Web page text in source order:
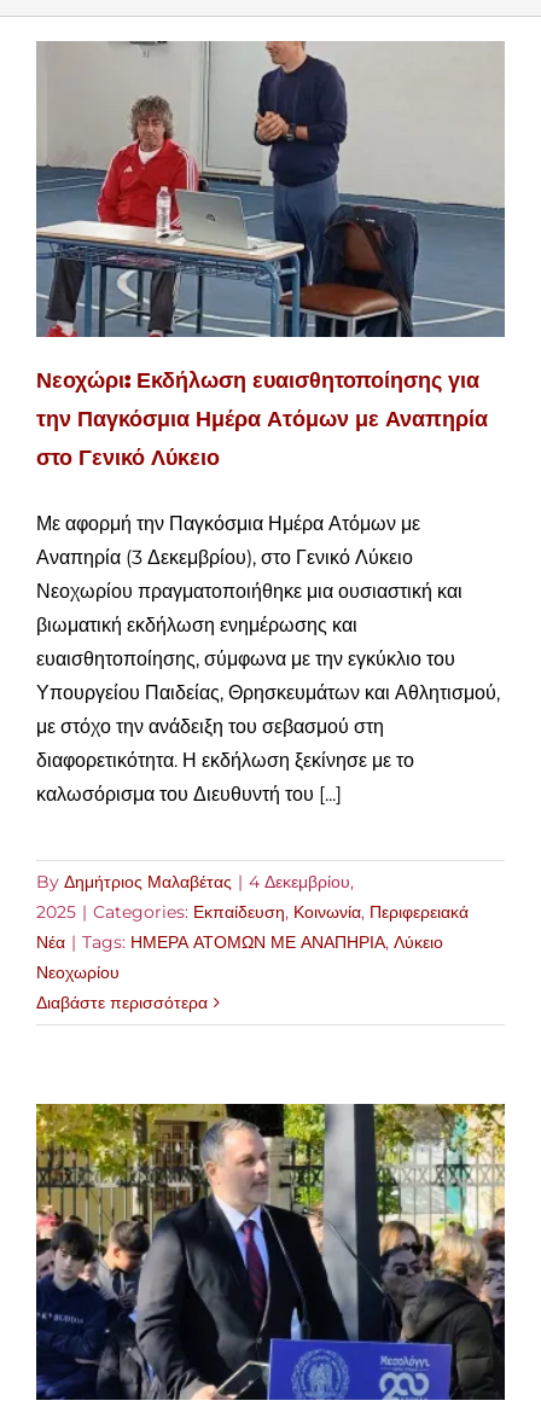
Νεοχώρι: Εκδήλωση ευαισθητοποίησης για
την Παγκόσμια Ημέρα Ατόμων με Αναπηρία
στο Γενικό Λύκειο
Με αφορμή την Παγκόσμια Ημέρα Ατόμων με
Αναπηρία (3 Δεκεμβρίου), στο Γενικό Λύκειο
Νεοχωρίου πραγματοποιήθηκε μια ουσιαστική και
βιωματική εκδήλωση ενημέρωσης και
ευαισθητοποίησης, σύμφωνα με την εγκύκλιο του
Υπουργείου Παιδείας, Θρησκευμάτων και Αθλητισμού,
με στόχο την ανάδειξη του σεβασμού στη
διαφορετικότητα. Η εκδήλωση ξεκίνησε με το
καλωσόρισμα του Διευθυντή του [...]
By Δημήτριος Μαλαβέτας | 4 Δεκεμβρίου,
2025 | Categories: Εκπαίδευση, Κοινωνία, Περιφερειακά
Νέα | Tags: ΗΜΕΡΑ ΑΤΟΜΩΝ ΜΕ ΑΝΑΠΗΡΙΑ, Λύκειο
Νεοχωρίου
Διαβάστε περισσότερα